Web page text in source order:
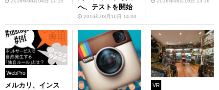
へ、テストを開始
2016年03月16日 14:00
WebPro
メルカリ、インス
VR